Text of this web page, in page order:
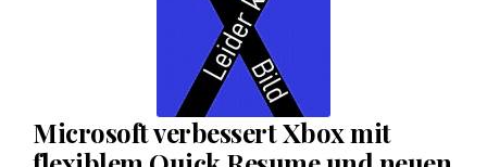
Microsoft verbessert Xbox mit